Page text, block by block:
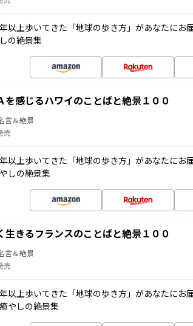
以上歩いてきた「地球の歩き方」があなたにお
の絶景集
を感じるハワイのことばと絶景１００
言＆絶景
売
以上歩いてきた「地球の歩き方」があなたにお
しの絶景集
生きるフランスのことばと絶景１００
言＆絶景
売
以上歩いてきた「地球の歩き方」があなたにお
やしの絶景集